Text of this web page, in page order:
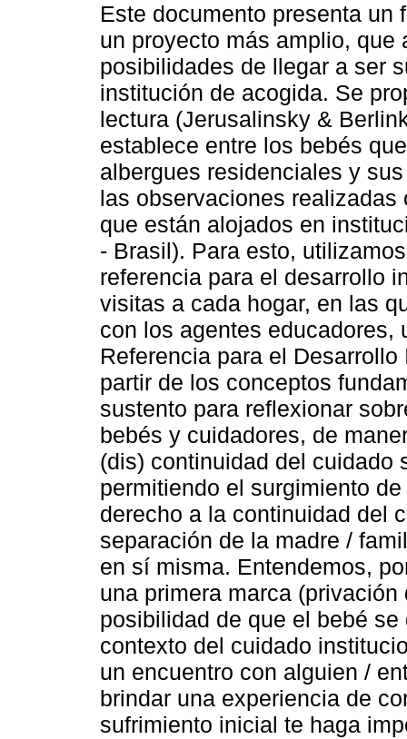
Este documento presenta un
un proyecto más amplio, que
posibilidades de llegar a ser
institución de acogida. Se
lectura (Jerusalinsky &
establece entre los bebés
albergues residenciales y
las observaciones
que están alojados en
- Brasil). Para esto,
referencia para el desarrollo
visitas a cada hogar, en las
con los agentes
Referencia para el
partir de los conceptos
sustento para reflexionar
bebés y cuidadores, de
(dis) continuidad del cuidado
permitiendo el surgimiento
derecho a la continuidad del
separación de la madre /
en sí misma. Entendemos,
una primera marca
posibilidad de que el bebé
contexto del cuidado
un encuentro con alguien /
brindar una experiencia de
sufrimiento inicial te haga